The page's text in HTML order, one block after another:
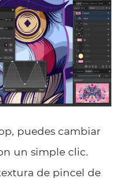
puedes cambiar
un simple clic.
de pincel de